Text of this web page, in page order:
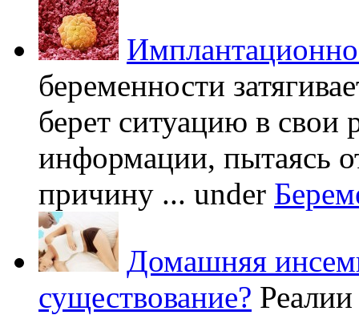
беременности
берет ситуацию в свои
информации, пытаясь
причину ... under
Домашняя
существование?